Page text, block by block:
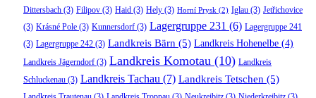
Dittersbach (3) Filipov (3) Haid (3) Hely (3) Horní Prysk (2) Iglau (3) Jetřichovice
(3) Krásné Pole (3) Kunnersdorf (3) Lagergruppe 231 (6) Lagergruppe 241
(3) Lagergruppe 242 (3) Landkreis Bärn (5) Landkreis Hohenelbe (4)
Landkreis Jägerndorf (3) Landkreis Komotau (10) Landkreis
Schluckenau (3) Landkreis Tachau (7) Landkreis Tetschen (5)